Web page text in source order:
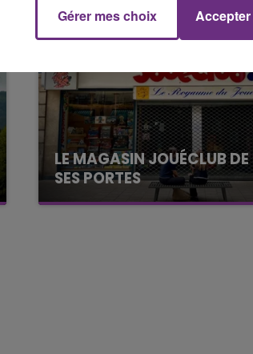
LE MAGASIN JOUÉCLUB DE
SES PORTES
C'était l'une des institutions du
Le Week-end
Gérer mes choix